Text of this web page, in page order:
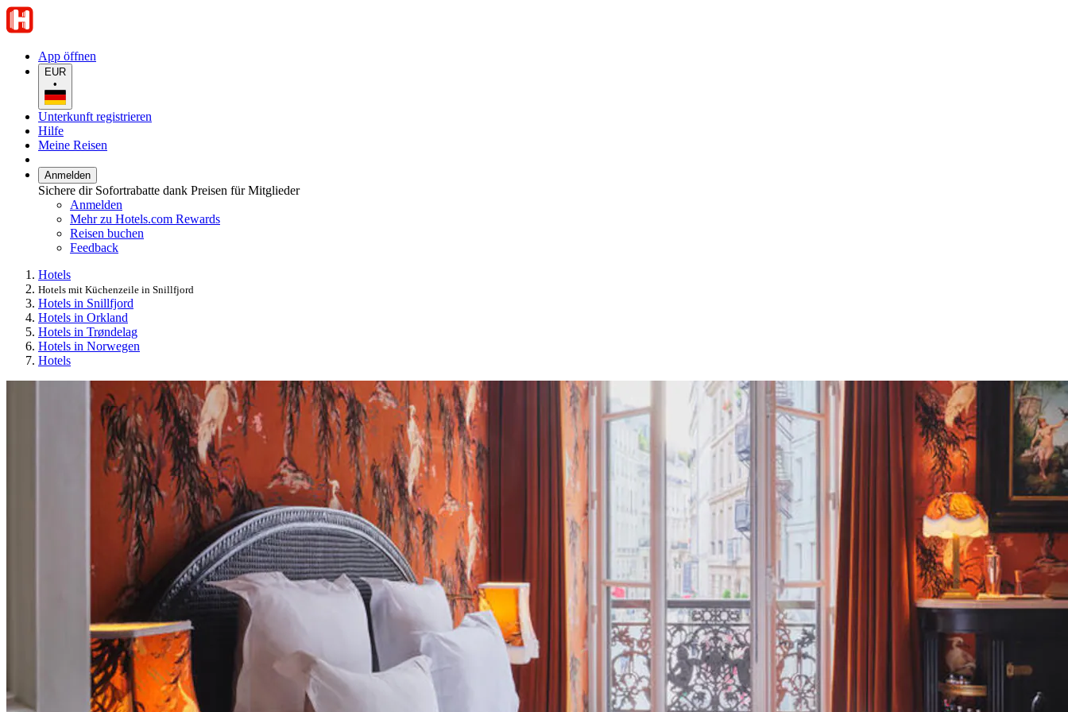
App öffnen
EUR
•
Unterkunft registrieren
Hilfe
Meine Reisen
Anmelden
Sichere dir Sofortrabatte dank Preisen für Mitglieder
Anmelden
Mehr zu Hotels.com Rewards
Reisen buchen
Feedback
Hotels
Hotels mit Küchenzeile in Snillfjord
Hotels in Snillfjord
Hotels in Orkland
Hotels in Trøndelag
Hotels in Norwegen
Hotels